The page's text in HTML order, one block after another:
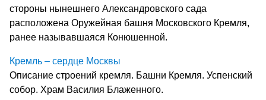
стороны нынешнего Александровского сада
расположена Оружейная башня Московского Кремля,
ранее называвшаяся Конюшенной.
Кремль – сердце Москвы
Описание строений кремля. Башни Кремля. Успенский
собор. Храм Василия Блаженного.